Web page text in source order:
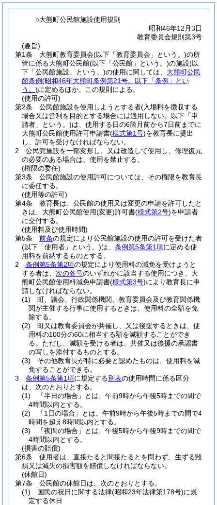
○大熊町公民館施設使用規則
昭和46年12月3日
教育委員会規則第3号
(趣旨)
第1条
大熊町教育委員会(以下「教育委員会」という。)の所
管に係る大熊町公民館(以下「公民館」という。)の施設(以
下「公民館施設」という。)の使用に関しては、 大熊町公民
館条例(昭和46年大熊町条例第21号。以下「条例」とい
う。)に定めるほか、この規則による。
(使用の許可)
第2条
公民館施設を使用しようとする者(入場料を徴収する
場合又は営利を目的とする場合には適用しない。以下「申
請者」という。)は、使用する日の6箇月前から7日前までに
大熊町公民館使用許可申請書(様式第1号)を教育長に提出
し、許可を受けなければならない。
2
公民館施設を一部変形し、又は改造して使用し、修理復元
の必要のある場合は、使用を禁止する。
(権限の委任)
第3条
公民館施設の使用許可については、その権限を教育長
に委任する。
(使用等の許可)
第4条
教育長は、公民館の使用又は変更の申請を許可したと
きは、大熊町公民館使用(変更)許可書(様式第2号)を申請者
に交付する。
(使用料及び使用時間)
第5条
前条の規定により公民館施設の使用の許可を受けた者
(以下「使用者」という。)は、 条例第5条第1項に定める使
用料を前納するものとする。
2
条例第5条第2項の規定により使用料の減免を受けようと
する者は、 次の各号のいずれかに該当する使用につき、大
熊町公民館使用料減免申請書(様式第3号)により教育長に申
請しなければならない。
(1)
町、議会、行政関係機関、教育委員会及び教育関係機
関が主催する行事に使用するときは、使用料の全額を免
除する。
(2)
町又は教育委員会が共催し、又は後援するときは、使
用料の100分の60に相当する額を減額することができ
る。 ただし、減額を受ける者は、共催又は後援の承認書
の写しを添付するものとする。
(3)
その他教育長が特に必要と認めたものは、使用料を減
免することができる。
3
条例第5条第1項に規定する別表の使用時間に係る区分
は、次のとおりとする。
(1)
「半日の場合」とは、午前9時から午後5時までの間で
4時間以内とする。
(2)
「1日の場合」とは、午前9時から午後5時までの間で4
時間を超え8時間以内とする。
(3)
「夜間の場合」とは、午後5時から午後9時までの間で
4時間以内とする。
(損害の賠償)
第6条
使用者は、直接たると間接たるとを問わず、生ずる毀
損又は滅失の損害額を賠償しなければならない。
(休館日)
第7条
公民館の休館日は、次のとおりとする。
(1)
国民の祝日に関する法律(昭和23年法律第178号)に規
定する休日